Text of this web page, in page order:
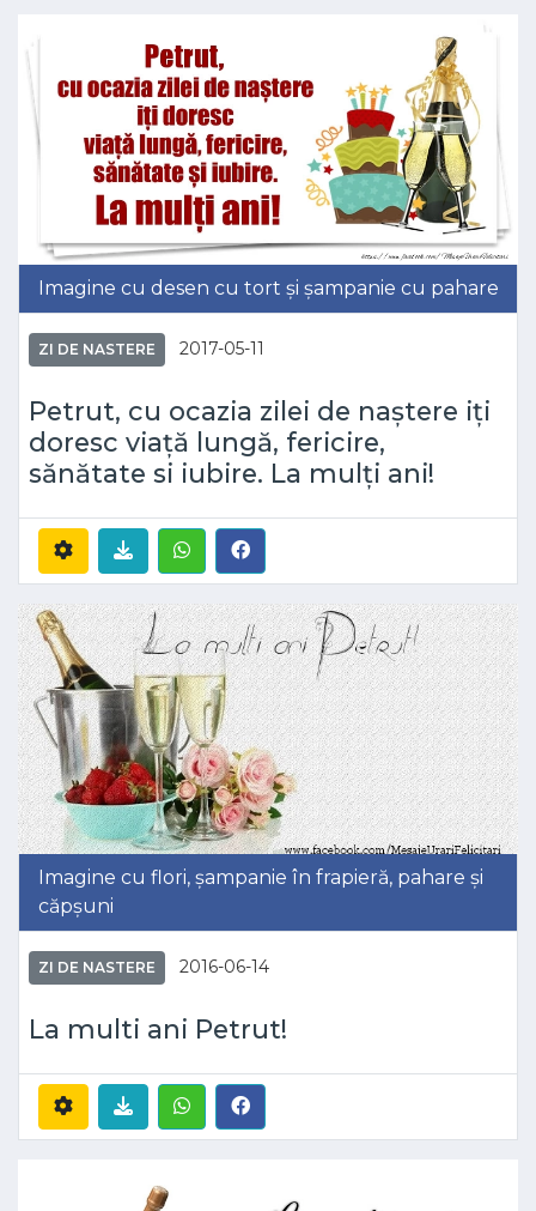
Imagine cu desen cu tort și șampanie cu pahare
ZI DE NASTERE 2017-05-11
Petrut, cu ocazia zilei de naștere iți
doresc viață lungă, fericire,
sănătate si iubire. La mulți ani!
Imagine cu flori, șampanie în frapieră, pahare și
căpșuni
ZI DE NASTERE 2016-06-14
La multi ani Petrut!